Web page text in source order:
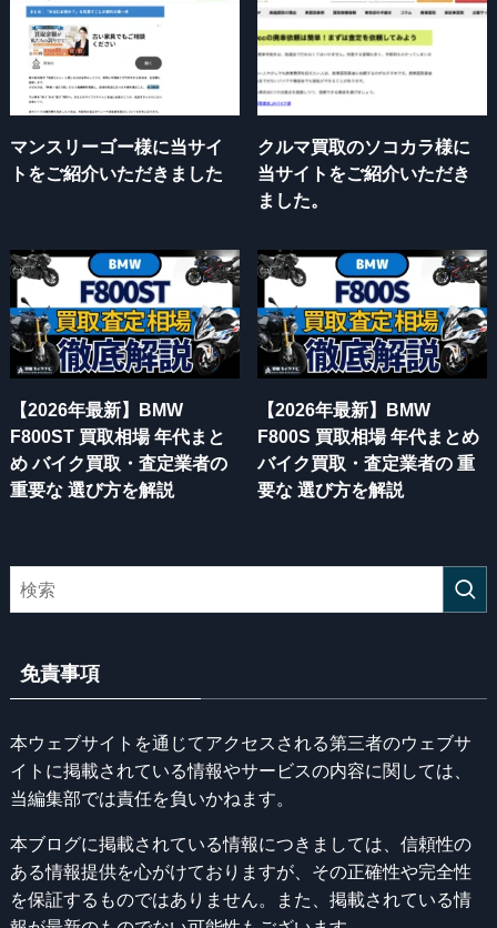
マンスリーゴー様に当サイ
トをご紹介いただきました
クルマ買取のソコカラ様に
当サイトをご紹介いただき
ました。
【2026年最新】BMW
F800ST 買取相場 年代まと
め バイク買取・査定業者の
重要な 選び方を解説
【2026年最新】BMW
F800S 買取相場 年代まとめ
バイク買取・査定業者の 重
要な 選び方を解説
免責事項
本ウェブサイトを通じてアクセスされる第三者のウェブサ
イトに掲載されている情報やサービスの内容に関しては、
当編集部では責任を負いかねます。
本ブログに掲載されている情報につきましては、信頼性の
ある情報提供を心がけておりますが、その正確性や完全性
を保証するものではありません。また、掲載されている情